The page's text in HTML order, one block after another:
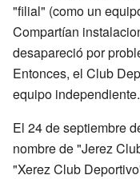
"filial" (como un
Compartían
desapareció por
Entonces, el Club
equipo independiente.
El 24 de septiembre
nombre de "Jerez
"Xerez Club